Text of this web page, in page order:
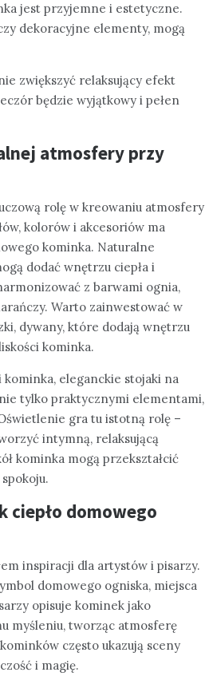
jest przyjemne i estetyczne.
dekoracyjne elementy, mogą
zwiększyć relaksujący efekt
będzie wyjątkowy i pełen
atmosfery przy
rolę w kreowaniu atmosfery
kolorów i akcesoriów ma
kominka. Naturalne
dodać wnętrzu ciepła i
z barwami ognia,
Warto zainwestować w
dywany, które dodają wnętrzu
kominka.
kominka, eleganckie stojaki na
tylko praktycznymi elementami,
gra tu istotną rolę –
intymną, relaksującą
kominka mogą przekształcić
ciepło domowego
inspiracji dla artystów i pisarzy.
domowego ogniska, miejsca
opisuje kominek jako
myśleniu, tworząc atmosferę
często ukazują sceny
i magię.